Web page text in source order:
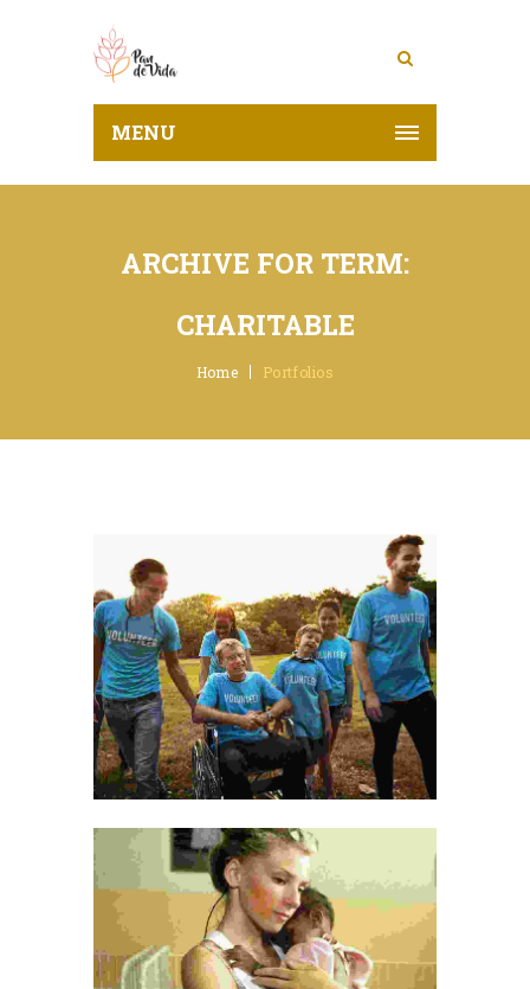
MENU
ARCHIVE FOR TERM:
CHARITABLE
Home Portfolios